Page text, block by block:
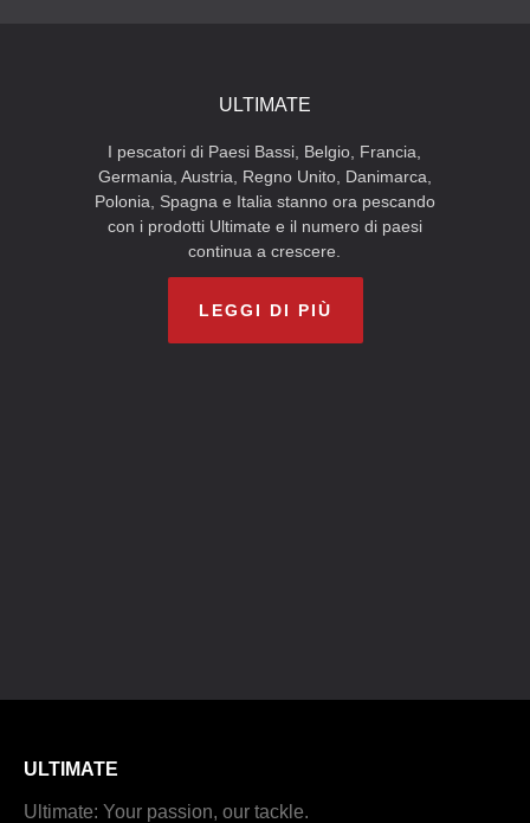
ULTIMATE
I pescatori di Paesi Bassi, Belgio, Francia,
Germania, Austria, Regno Unito, Danimarca,
Polonia, Spagna e Italia stanno ora pescando
con i prodotti Ultimate e il numero di paesi
continua a crescere.
LEGGI DI PIÙ
ULTIMATE
Ultimate: Your passion, our tackle.